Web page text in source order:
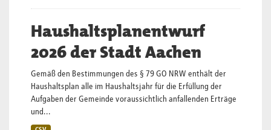
Haushaltsplanentwurf
2026 der Stadt Aachen
Gemäß den Bestimmungen des § 79 GO NRW enthält der
Haushaltsplan alle im Haushaltsjahr für die Erfüllung der
Aufgaben der Gemeinde voraussichtlich anfallenden Erträge
und...